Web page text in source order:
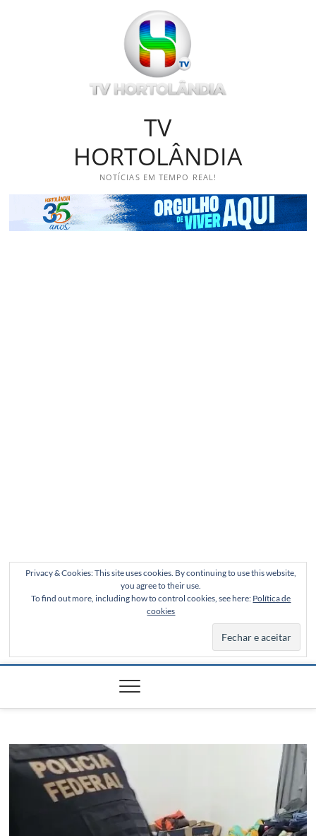
TV
HORTOLÂNDIA
NOTÍCIAS EM TEMPO REAL!
Privacy & Cookies: This site uses cookies. By continuing to use this website,
you agree to their use.
To find out more, including how to control cookies, see here: Política de
cookies